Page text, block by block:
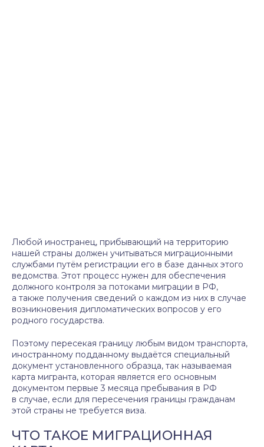
Любой иностранец, прибывающий на территорию
нашей страны должен учитываться миграционными
службами путём регистрации его в базе данных этого
ведомства. Этот процесс нужен для обеспечения
должного контроля за потоками миграции в РФ,
а также получения сведений о каждом из них в случае
возникновения дипломатических вопросов у его
родного государства.
Поэтому пересекая границу любым видом транспорта,
иностранному подданному выдаётся специальный
документ установленного образца, так называемая
карта мигранта, которая является его основным
документом первые 3 месяца пребывания в РФ
в случае, если для пересечения границы гражданам
этой страны не требуется виза.
ЧТО ТАКОЕ МИГРАЦИОННАЯ